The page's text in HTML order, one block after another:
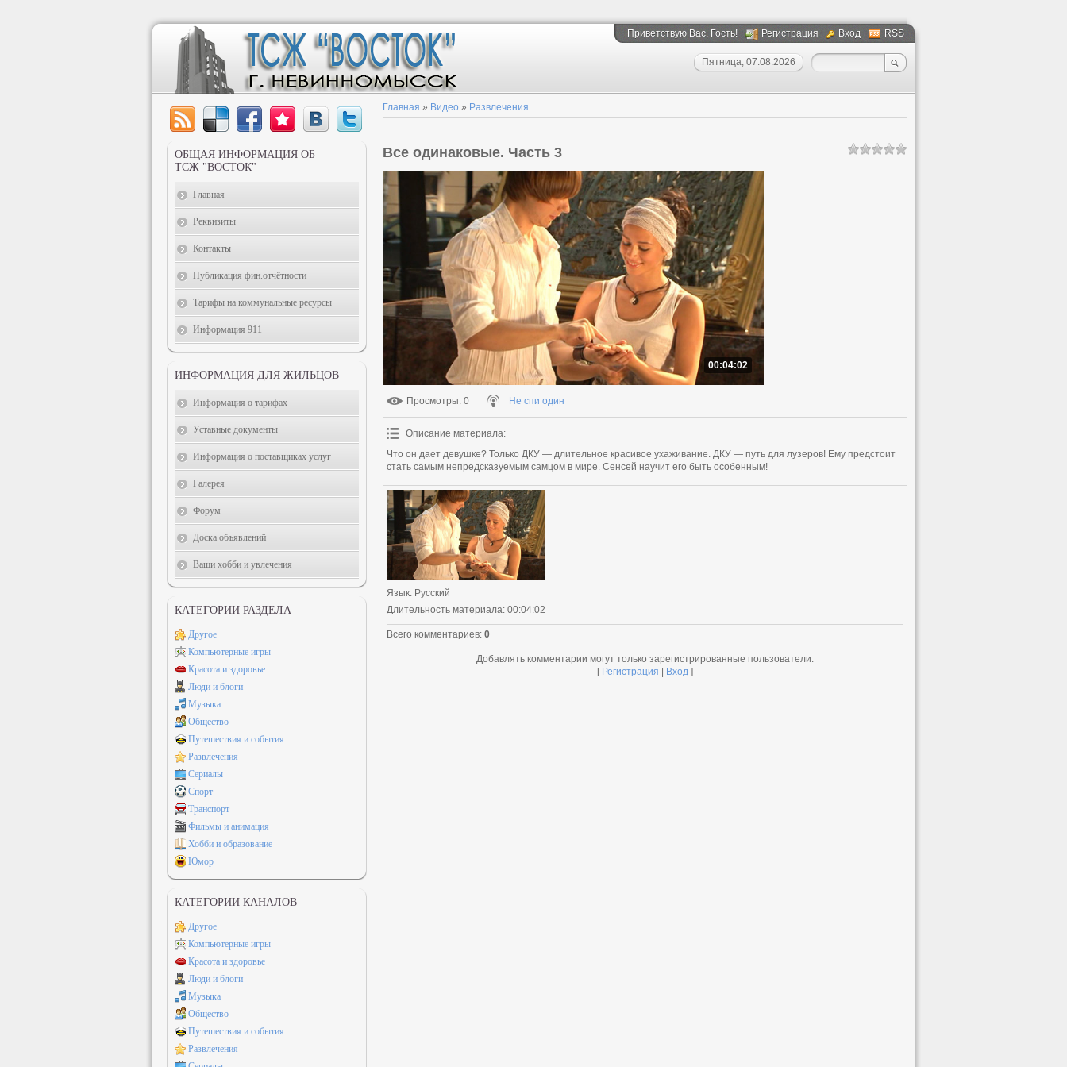
Приветствую Вас, Гость! Регистрация Вход RSS
Пятница, 07.08.2026
Главная » Видео » Развлечения
Все одинаковые. Часть 3
00:04:02
Просмотры: 0 Не спи один
Описание материала:
Что он дает девушке? Только ДКУ — длительное красивое ухаживание. ДКУ — путь для лузеров! Ему предстоит
стать самым непредсказуемым самцом в мире. Сенсей научит его быть особенным!
Язык: Русский
Длительность материала: 00:04:02
Всего комментариев: 0
Добавлять комментарии могут только зарегистрированные пользователи.
[ Регистрация | Вход ]
ОБЩАЯ ИНФОРМАЦИЯ ОБ
ТСЖ "ВОСТОК"
Главная
Реквизиты
Контакты
Публикация фин.отчётности
Тарифы на коммунальные ресурсы
Информация 911
ИНФОРМАЦИЯ ДЛЯ ЖИЛЬЦОВ
Информация о тарифах
Уставные документы
Информация о поставщиках услуг
Галерея
Форум
Доска объявлений
Ваши хобби и увлечения
КАТЕГОРИИ РАЗДЕЛА
Другое
Компьютерные игры
Красота и здоровье
Люди и блоги
Музыка
Общество
Путешествия и события
Развлечения
Сериалы
Спорт
Транспорт
Фильмы и анимация
Хобби и образование
Юмор
КАТЕГОРИИ КАНАЛОВ
Другое
Компьютерные игры
Красота и здоровье
Люди и блоги
Музыка
Общество
Путешествия и события
Развлечения